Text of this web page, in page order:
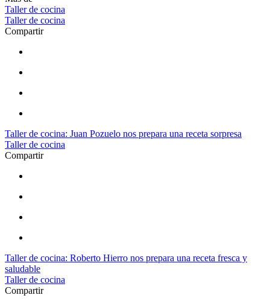
Taller de cocina
Taller de cocina
Compartir
Taller de cocina: Juan Pozuelo nos prepara una receta sorpresa
Taller de cocina
Compartir
Taller de cocina: Roberto Hierro nos prepara una receta fresca y
saludable
Taller de cocina
Compartir